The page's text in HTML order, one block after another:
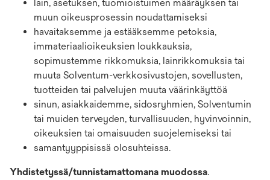
lain, asetuksen, tuomioistuimen määräyksen tai
muun oikeusprosessin noudattamiseksi
havaitaksemme ja estääksemme petoksia,
immateriaalioikeuksien loukkauksia,
sopimustemme rikkomuksia, lainrikkomuksia tai
muuta Solventum-verkkosivustojen, sovellusten,
tuotteiden tai palvelujen muuta väärinkäyttöä
sinun, asiakkaidemme, sidosryhmien, Solventumin
tai muiden terveyden, turvallisuuden, hyvinvoinnin,
oikeuksien tai omaisuuden suojelemiseksi tai
samantyyppisissä olosuhteissa.
Yhdistetyssä/tunnistamattomana muodossa.